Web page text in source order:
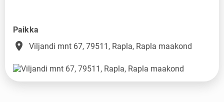
Paikka
place Viljandi mnt 67, 79511, Rapla, Rapla maakond